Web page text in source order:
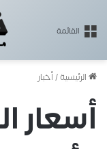
القائمة
الرئيسية/أخبار
أسعار